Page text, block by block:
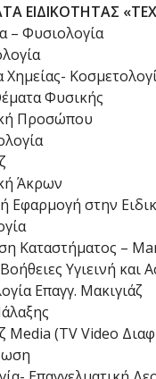
ΕΙΔΙΚΟΤΗΤΑΣ
– Φυσιολογία
Χημείας-
Φυσικής
Προσώπου
Άκρων
Εφαρμογή στην
Καταστήματος –
Υγιεινή
Επαγγ. Μακιγιάζ
Media (TV Video